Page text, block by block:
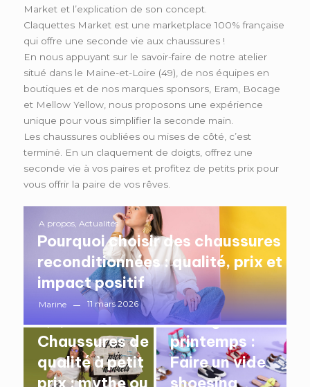
Market et l’explication de son concept.
Claquettes Market est une marketplace 100% française
qui offre une seconde vie aux chaussures !
En nous appuyant sur le savoir-faire de notre atelier
situé dans le Maine-et-Loire (49), de nos équipes en
boutiques et de nos marques sponsors, Eram, Bocage
et Mellow Yellow, nous proposons une expérience
unique pour vous simplifier la seconde main.
Les chaussures oubliées ou mises de côté, c’est
terminé. En un claquement de doigts, offrez une
seconde vie à vos paires et profitez de petits prix pour
vous offrir la paire de vos rêves.
A propos Actualités
Pourquoi choisir des chaussures
reconditionnées : qualité, prix et
impact positif
Marine
11 mars 2026
A propos
Chaussures de
qualité à petit
prix : mythe ou
A propos
Ménage de
printemps :
Faire un vide
shoesing